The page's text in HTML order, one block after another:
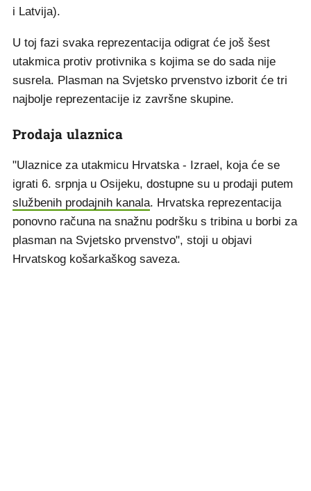
i Latvija).
U toj fazi svaka reprezentacija odigrat će još šest
utakmica protiv protivnika s kojima se do sada nije
susrela. Plasman na Svjetsko prvenstvo izborit će tri
najbolje reprezentacije iz završne skupine.
Prodaja ulaznica
"Ulaznice za utakmicu Hrvatska - Izrael, koja će se
igrati 6. srpnja u Osijeku, dostupne su u prodaji putem
službenih prodajnih kanala. Hrvatska reprezentacija
ponovno računa na snažnu podršku s tribina u borbi za
plasman na Svjetsko prvenstvo", stoji u objavi
Hrvatskog košarkaškog saveza.